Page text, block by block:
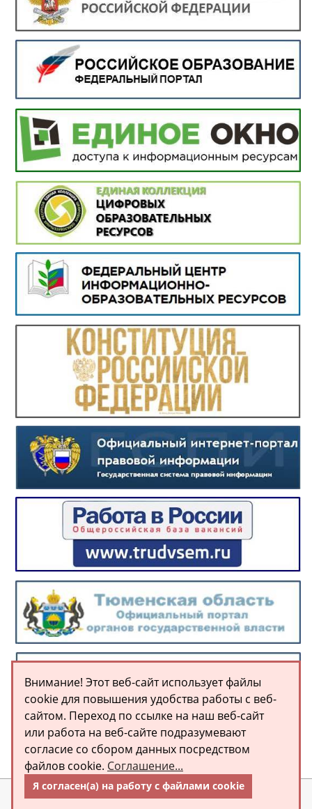
Внимание! Этот веб-сайт использует файлы
cookie для повышения удобства работы с веб-
сайтом. Переход по ссылке на наш веб-сайт
или работа на веб-сайте подразумевают
согласие со сбором данных посредством
файлов cookie. Соглашение...
Я согласен(а) на работу с файлами cookie
© МАОУ «Аромашевская СОШ им. В.Д. Кармацкого» 2026